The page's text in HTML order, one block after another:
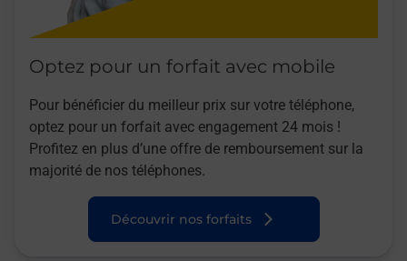
Optez pour un forfait avec mobile
Pour bénéficier du meilleur prix sur votre téléphone,
optez pour un forfait avec engagement 24 mois !
Profitez en plus d’une offre de remboursement sur la
majorité de nos téléphones.
Découvrir nos forfaits